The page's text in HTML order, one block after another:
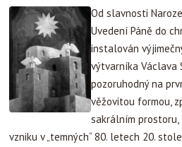
Od slavnosti
Uvedení Páně do
instalován
výtvarníka Václava
pozoruhodný na
věžovitou formou,
sakrálním
vzniku v „temných“ 80. letech 20.